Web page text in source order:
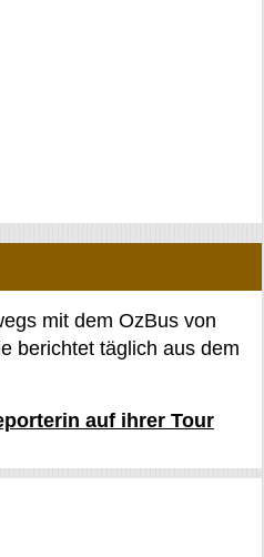
mit dem OzBus von
berichtet täglich aus dem
auf ihrer Tour